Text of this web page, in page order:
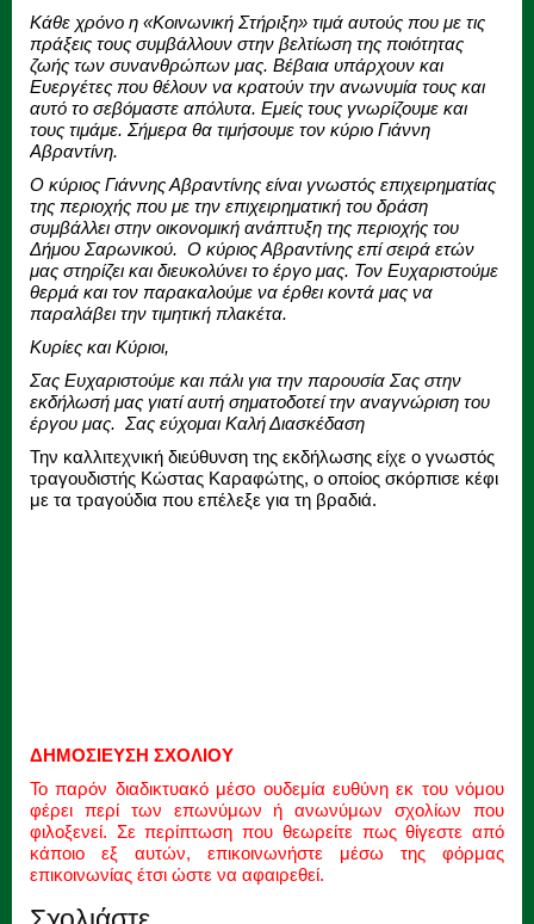
Κάθε χρόνο η «Κοινωνική Στήριξη» τιμά αυτούς που με τις
πράξεις τους συμβάλλουν στην βελτίωση της ποιότητας
ζωής των συνανθρώπων μας. Βέβαια υπάρχουν και
Ευεργέτες που θέλουν να κρατούν την ανωνυμία τους και
αυτό το σεβόμαστε απόλυτα. Εμείς τους γνωρίζουμε και
τους τιμάμε. Σήμερα θα τιμήσουμε τον κύριο Γιάννη
Αβραντίνη.
Ο κύριος Γιάννης Αβραντίνης είναι γνωστός επιχειρηματίας
της περιοχής που με την επιχειρηματική του δράση
συμβάλλει στην οικονομική ανάπτυξη της περιοχής του
Δήμου Σαρωνικού. Ο κύριος Αβραντίνης επί σειρά ετών
μας στηρίζει και διευκολύνει το έργο μας. Τον Ευχαριστούμε
θερμά και τον παρακαλούμε να έρθει κοντά μας να
παραλάβει την τιμητική πλακέτα.
Κυρίες και Κύριοι,
Σας Ευχαριστούμε και πάλι για την παρουσία Σας στην
εκδήλωσή μας γιατί αυτή σηματοδοτεί την αναγνώριση του
έργου μας. Σας εύχομαι Καλή Διασκέδαση
Την καλλιτεχνική διεύθυνση της εκδήλωσης είχε ο γνωστός
τραγουδιστής Κώστας Καραφώτης, ο οποίος σκόρπισε κέφι
με τα τραγούδια που επέλεξε για τη βραδιά.
ΔΗΜΟΣΙΕΥΣΗ ΣΧΟΛΙΟΥ
Το παρόν διαδικτυακό μέσο ουδεμία ευθύνη εκ του νόμου
φέρει περί των επωνύμων ή ανωνύμων σχολίων που
φιλοξενεί. Σε περίπτωση που θεωρείτε πως θίγεστε από
κάποιο εξ αυτών, επικοινωνήστε μέσω της φόρμας
επικοινωνίας έτσι ώστε να αφαιρεθεί.